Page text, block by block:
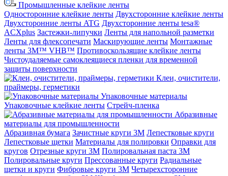
Промышленные клейкие ленты
Односторонние клейкие ленты Двухсторонние клейкие ленты
Двухсторонние ленты ATG Двухсторонние ленты tesa®
ACXplus Застежки-липучки Ленты для напольной разметки
Ленты для флексопечати Маскирующие ленты Монтажные
ленты 3M™ VHB™ Противоскользящие клейкие ленты
Чистоудаляемые самоклеящиеся пленки для временной
защиты поверхности
Клеи, очистители,
праймеры, герметики
Упаковочные материалы
Упаковочные клейкие ленты Стрейч-пленка
Абразивные
материалы для промышленности
Абразивная бумага Зачистные круги 3М Лепестковые круги
Лепестковые щетки Материалы для полировки Оправки для
кругов Отрезные круги 3М Полировальная паста 3М
Полировальные круги Прессованные круги Радиальные
щетки и круги Фибровые круги 3М Четырехсторонние